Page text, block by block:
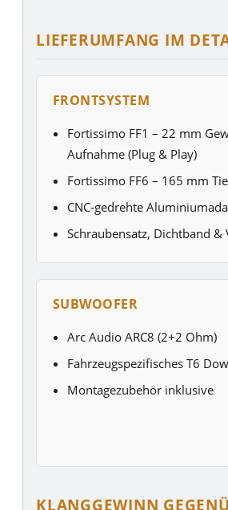
LIEFERUMFANG IM
FRONTSYSTEM
Fortissimo FF1 – 22 mm
Aufnahme (Plug & Play)
Fortissimo FF6 – 165 mm
CNC-gedrehte
Schraubensatz, Dichtband &
SUBWOOFER
Arc Audio ARC8 (2+2 Ohm)
Fahrzeugspezifisches T6
Montagezubehör inklusive
KLANGGEWINN